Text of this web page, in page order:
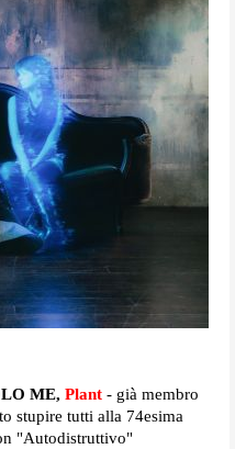
ME, Plant - già membro
stupire tutti alla 74esima
"Autodistruttivo"